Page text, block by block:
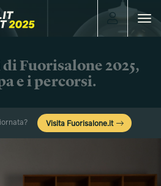
Toggle
Fuorisalone 2025,
e i percorsi.
Visita Fuorisalone.it